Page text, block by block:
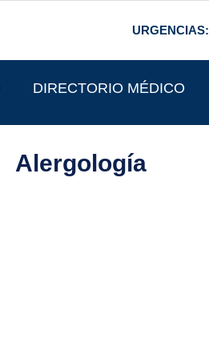
URGENCIAS:
DIRECTORIO MÉDICO
Alergología